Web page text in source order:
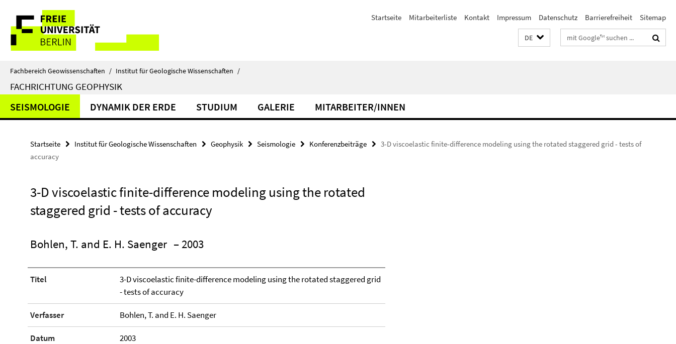
direkt
Inhalt
Service-
Navigation
Startseite Mitarbeiterliste Kontakt Impressum Datenschutz Barrierefreiheit Sitemap
DE Suchbegriffe
Fachbereich Geowissenschaften / Institut für Geologische Wissenschaften /
FACHRICHTUNG GEOPHYSIK
SEISMOLOGIE DYNAMIK DER ERDE STUDIUM GALERIE MITARBEITER/INNEN
Startseite Institut für Geologische Wissenschaften Geophysik Seismologie Konferenzbeiträge
3-D viscoelastic finite-difference modeling using the rotated staggered grid - tests of
accuracy
3-D viscoelastic finite-difference modeling using the rotated
staggered grid - tests of accuracy
Bohlen, T. and E. H. Saenger – 2003
Titel
3-D viscoelastic finite-difference modeling using the rotated staggered grid
- tests of accuracy
Verfasser Bohlen, T. and E. H. Saenger
Datum 2003